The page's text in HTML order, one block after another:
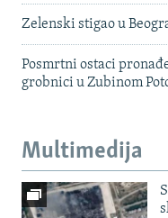
Zelenski stigao u
Posmrtni ostaci
grobnici u Zubinom
Multimedija